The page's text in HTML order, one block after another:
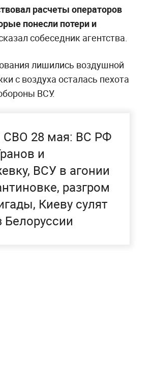
расчеты операторов
понесли потери и
собеседник агентства.
лишились воздушной
с воздуха осталась пехота
ВСУ.
СВО 28 мая: ВС РФ
и
ВСУ в агонии
разгром
Киеву сулят
Белоруссии